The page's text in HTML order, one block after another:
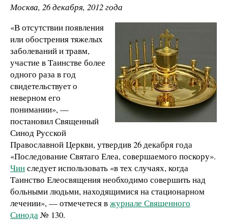
Москва, 26 декабря, 2012 года
«В отсутствии появления
или обострения тяжелых
заболеваний и травм,
участие в Таинстве более
одного раза в год
свидетельствует о
неверном его
понимании», —
постановил Священный
Синод Русской
Православной Церкви, утвердив 26 декабря года
«Последование Святаго Елеа, совершаемого поскору».
Чинследует использовать «в тех случаях, когда
Таинство Елеосвящения необходимо совершить над
больными людьми, находящимися на стационарном
лечении», — отмечетеся вжурнале Священного
Синода№ 130.